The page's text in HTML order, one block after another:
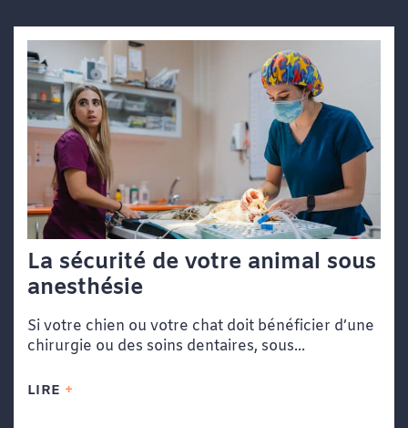
La sécurité de votre animal sous
anesthésie
Si votre chien ou votre chat doit bénéficier d’une
chirurgie ou des soins dentaires, sous...
LIRE